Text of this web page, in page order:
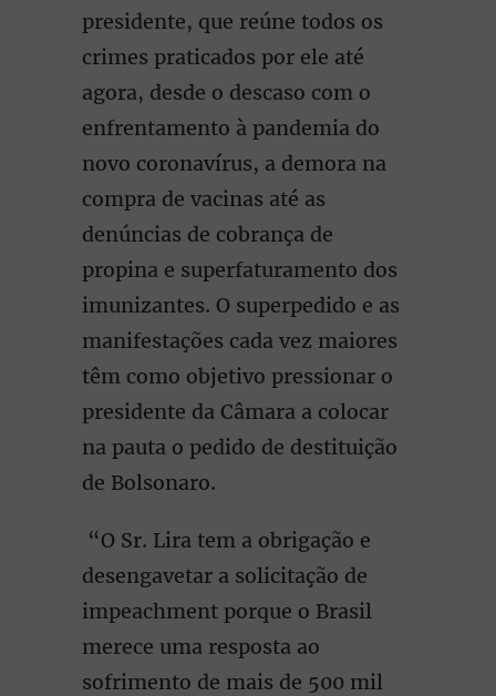
presidente, que reúne todos os
crimes praticados por ele até
agora, desde o descaso com o
enfrentamento à pandemia do
novo coronavírus, a demora na
compra de vacinas até as
denúncias de cobrança de
propina e superfaturamento dos
imunizantes. O superpedido e as
manifestações cada vez maiores
têm como objetivo pressionar o
presidente da Câmara a colocar
na pauta o pedido de destituição
de Bolsonaro.
“O Sr. Lira tem a obrigação e
desengavetar a solicitação de
impeachment porque o Brasil
merece uma resposta ao
sofrimento de mais de 500 mil